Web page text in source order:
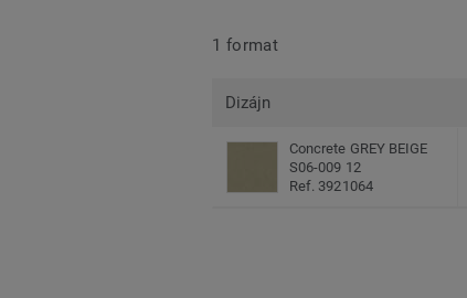
1 format
Dizájn
Concrete GREY BEIGE
S06-009 12
Ref. 3921064